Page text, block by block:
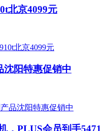
北京4099元
沈阳特惠促销中